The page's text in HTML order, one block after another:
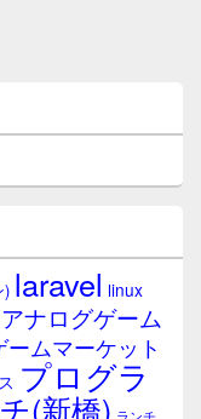
) laravel linux
アナログゲーム
ームマーケット
プログラ
(新橋)